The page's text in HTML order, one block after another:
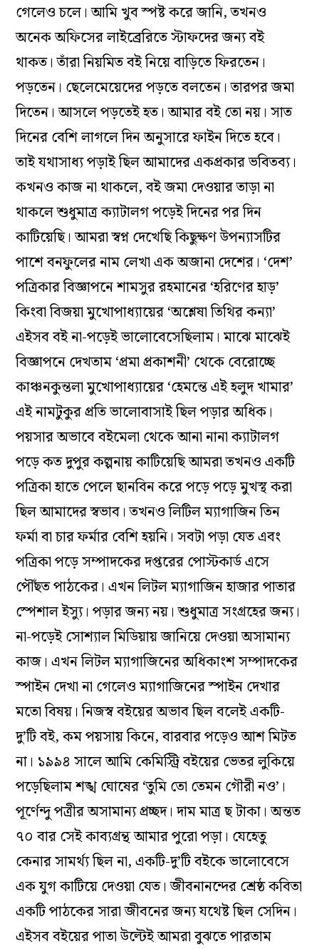
গেলেও চলে। আমি খুব স্পষ্ট করে জানি, তখনও
অনেক অফিসের লাইব্রেরিতে স্টাফদের জন্য বই
থাকত। তাঁরা নিয়মিত বই নিয়ে বাড়িতে ফিরতেন।
পড়তেন। ছেলেমেয়েদের পড়তে বলতেন। তারপর জমা
দিতেন। আসলে পড়তেই হত। আমার বই তো নয়। সাত
দিনের বেশি লাগলে দিন অনুসারে ফাইন দিতে হবে।
তাই যথাসাধ্য পড়াই ছিল আমাদের একপ্রকার ভবিতব্য।
কখনও কাজ না থাকলে, বই জমা দেওয়ার তাড়া না
থাকলে শুধুমাত্র ক্যাটালগ পড়েই দিনের পর দিন
কাটিয়েছি। আমরা স্বপ্ন দেখেছি কিছুক্ষণ উপন্যাসটির
পাশে বনফুলের নাম লেখা এক অজানা দেশের। ‘দেশ’
পত্রিকার বিজ্ঞাপনে শামসুর রহমানের ‘হরিণের হাড়’
কিংবা বিজয়া মুখোপাধ্যায়ের ‘অশ্লেষা তিথির কন্যা’
এইসব বই না-পড়েই ভালোবেসেছিলাম। মাঝে মাঝেই
বিজ্ঞাপনে দেখতাম ‘প্রমা প্রকাশনী’ থেকে বেরোচ্ছে
কাঞ্চনকুন্তলা মুখোপাধ্যায়ের ‘হেমন্তে এই হলুদ খামার’
এই নামটুকুর প্রতি ভালোবাসাই ছিল পড়ার অধিক।
পয়সার অভাবে বইমেলা থেকে আনা নানা ক্যাটালগ
পড়ে কত দুপুর কল্পনায় কাটিয়েছি আমরা তখনও একটি
পত্রিকা হাতে পেলে ছানবিন করে পড়ে পড়ে মুখস্থ করা
ছিল আমাদের স্বভাব। তখনও লিটিল ম্যাগাজিন তিন
ফর্মা বা চার ফর্মার বেশি হয়নি। সবটা পড়া যেত এবং
পত্রিকা পড়ে সম্পাদকের দপ্তরের পোস্টকার্ড এসে
পৌঁছত পাঠকের। এখন লিটল ম্যাগাজিন হাজার পাতার
স্পেশাল ইস্যু। পড়ার জন্য নয়। শুধুমাত্র সংগ্রহের জন্য।
না-পড়েই সোশ্যাল মিডিয়ায় জানিয়ে দেওয়া অসামান্য
কাজ। এখন লিটল ম্যাগাজিনের অধিকাংশ সম্পাদকের
স্পাইন দেখা না গেলেও ম্যাগাজিনের স্পাইন দেখার
মতো বিষয়। নিজস্ব বইয়ের অভাব ছিল বলেই একটি-
দু’টি বই, কম পয়সায় কিনে, বারবার পড়েও আশ মিটত
না। ১৯৯৪ সালে আমি কেমিস্ট্রি বইয়ের ভেতর লুকিয়ে
পড়েছিলাম শঙ্খ ঘোষের ‘তুমি তো তেমন গৌরী নও’।
পূর্ণেন্দু পত্রীর অসামান্য প্রচ্ছদ। দাম মাত্র ছ টাকা। অন্তত
৭০ বার সেই কাব্যগ্রন্থ আমার পুরো পড়া। যেহেতু
কেনার সামর্থ্য ছিল না, একটি-দু’টি বইকে ভালোবেসে
এক যুগ কাটিয়ে দেওয়া যেত। জীবনানন্দের শ্রেষ্ঠ কবিতা
একটি পাঠকের সারা জীবনের জন্য যথেষ্ট ছিল সেদিন।
এইসব বইয়ের পাতা উল্টেই আমরা বুঝতে পারতাম